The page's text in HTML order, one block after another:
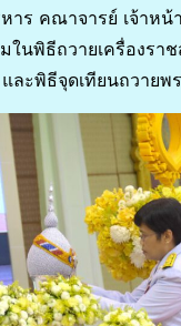
าร คณาจารย์ เจ้าหน้
ในพิธีถวายเครื่องรา
ละพิธีจุดเทียนถวายพ